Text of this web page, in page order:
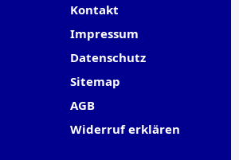
Kontakt
Impressum
Datenschutz
Sitemap
AGB
Widerruf erklären